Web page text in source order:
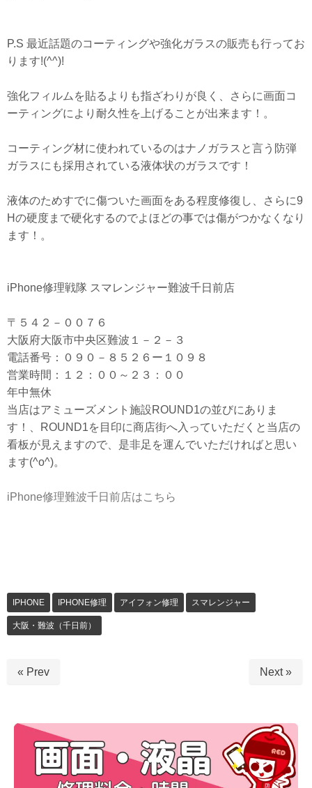
P.S 最近話題のコーティングや強化ガラスの販売も行ってお
ります!(^^)!
強化フィルムを貼るよりも指ざわりが良く、さらに画面コ
ーティングにより耐久性を上げることが出来ます！。
コーティング材に使われているのはナノガラスと言う防弾
ガラスにも採用されている液体状のガラスです！
液体のためすでに傷ついた画面をある程度修復し、さらに9
Hの硬度まで硬化するのでよほどの事では傷がつかなくなり
ます！。
iPhone修理戦隊 スマレンジャー難波千日前店
〒５４２－００７６
大阪府大阪市中央区難波１－２－３
電話番号：０９０－８５２６ー１０９８
営業時間：１２：００～２３：００
年中無休
当店はアミューズメント施設ROUND1の並びにありま
す！、ROUND1を目印に商店街へ入っていただくと当店の
看板が見えますので、是非足を運んでいただければと思い
ます(^o^)。
iPhone修理難波千日前店はこちら
IPHONE IPHONE修理 アイフォン修理 スマレンジャー
大阪・難波（千日前）
« Prev Next »